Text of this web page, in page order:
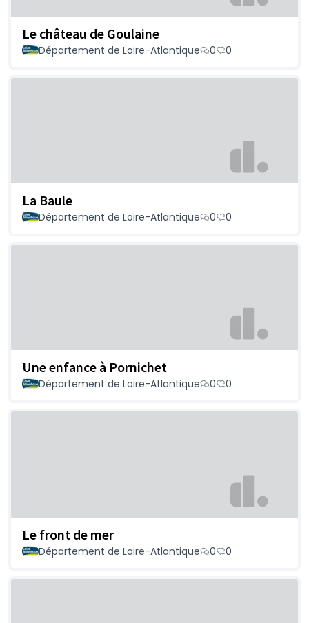
Le château de Goulaine
Département de Loire-Atlantique 0 0
La Baule
Département de Loire-Atlantique 0 0
Une enfance à Pornichet
Département de Loire-Atlantique 0 0
Le front de mer
Département de Loire-Atlantique 0 0